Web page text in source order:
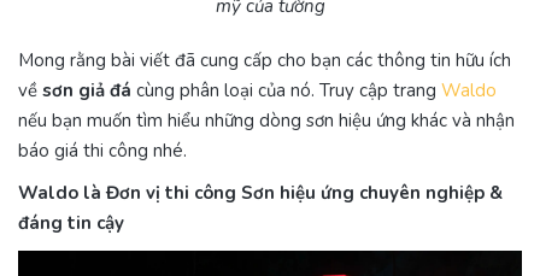
mỹ của tường
Mong rằng bài viết đã cung cấp cho bạn các thông tin hữu ích
về sơn giả đá cùng phân loại của nó. Truy cập trang Waldo
nếu bạn muốn tìm hiểu những dòng sơn hiệu ứng khác và nhận
báo giá thi công nhé.
Waldo là Đơn vị thi công Sơn hiệu ứng chuyên nghiệp &
đáng tin cậy